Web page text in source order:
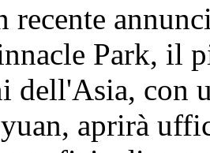
recente
Park, il
dell'Asia, con
aprirà